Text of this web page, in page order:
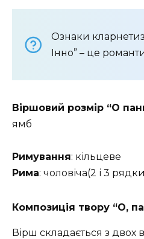
Ознаки
Інно” – це
Віршовий розмір “О
ямб
Римування: кільцеве
Рима: чоловіча(2 і 3
Композиція твору “О,
Вірш складається з